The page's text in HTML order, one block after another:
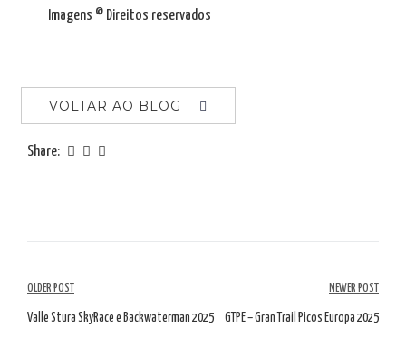
Imagens © Direitos reservados
VOLTAR AO BLOG
Share:
Navegação
de
OLDER POST
Valle Stura SkyRace e Backwaterman 2025
NEWER POST
GTPE – Gran Trail Picos Europa 2025